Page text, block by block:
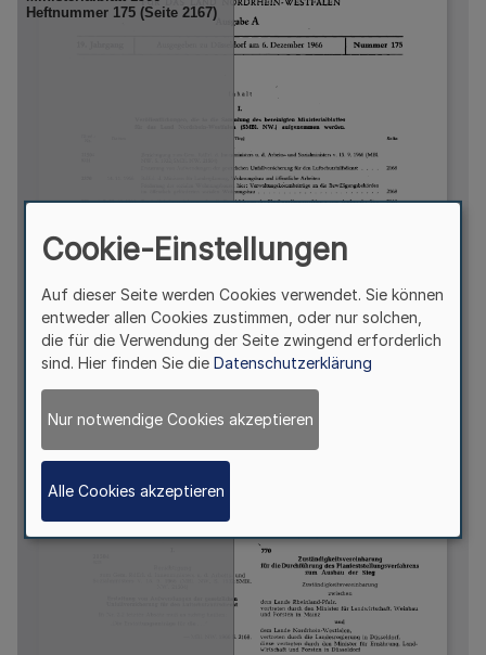
Cookie-Einstellungen
Auf dieser Seite werden Cookies verwendet. Sie können
entweder allen Cookies zustimmen, oder nur solchen,
die für die Verwendung der Seite zwingend erforderlich
sind. Hier finden Sie die Datenschutzerklärung
Nur notwendige Cookies akzeptieren
Alle Cookies akzeptieren